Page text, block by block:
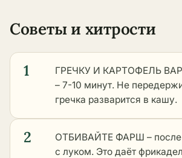
Советы и хитрости
1
ГРЕЧКУ И КАРТОФЕЛЬ
– 7-10 минут. Не
гречка разварится в кашу.
2
ОТБИВАЙТЕ ФАРШ –
с луком. Это даёт